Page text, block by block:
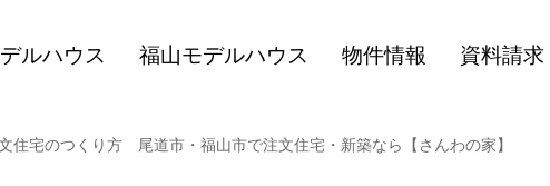
ルハウス 福山モデルハウス 物件情報 資料請求
住宅のつくり方 尾道市・福山市で注文住宅・新築なら【さんわの家】